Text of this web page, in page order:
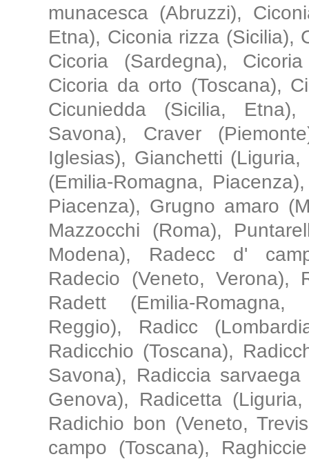
munacesca (Abruzzi),
Etna), Ciconia rizza (Sicilia),
Cicoria (Sardegna),
Cicoria da orto (Toscana),
Cicuniedda (Sicilia,
Savona), Craver
Iglesias), Gianchetti
(Emilia-Romagna,
Piacenza), Grugno amaro
Mazzocchi (Roma),
Modena), Radecc d'
Radecio (Veneto, Verona),
Radett (Emilia-Romagna,
Reggio), Radicc
Radicchio (Toscana),
Savona), Radiccia
Genova), Radicetta
Radichio bon (Veneto,
campo (Toscana),